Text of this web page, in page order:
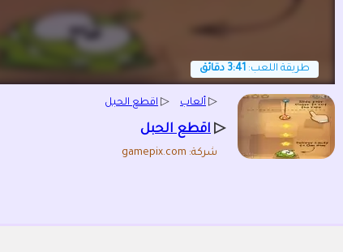
طريقة اللعب: 3:41 دقائق
▷ ألعاب ▷ اقطع الحبل
▷ اقطع الحبل
شركة: gamepix.com